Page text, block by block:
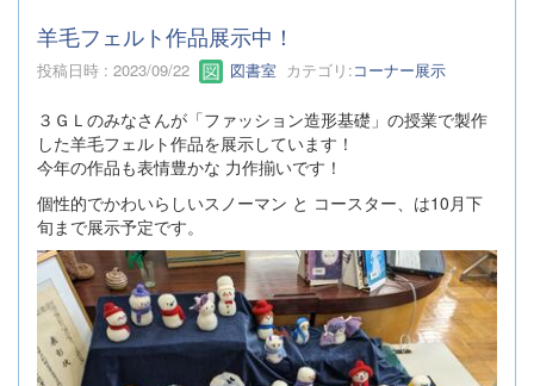
羊毛フェルト作品展示中！
投稿日時 : 2023/09/22 図書室 カテゴリ:コーナー展示
３ＧＬのみなさんが「ファッション造形基礎」の授業で製作
した羊毛フェルト作品を展示しています！
今年の作品も表情豊かな 力作揃いです！
個性的でかわいらしいスノーマン と コースター、は10月下
旬まで展示予定です。